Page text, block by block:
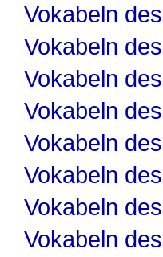
Vokabeln
Vokabeln
Vokabeln
Vokabeln
Vokabeln
Vokabeln
Vokabeln
Vokabeln